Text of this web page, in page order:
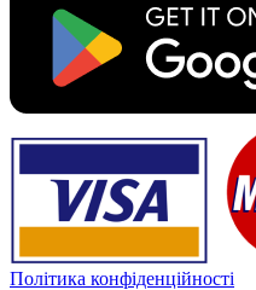
Політика конфіденційності